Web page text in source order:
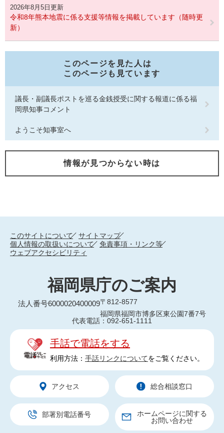
2026年8月5日更新
令和8年熊本地震に係る支援等情報を掲載しています（随時更
新）
このページを見た人は
このページも見ています
議長・副議長ポストを巡る金銭授受に関する報道に係る福
岡県知事コメント
ようこそ知事室へ
情報が見つからない時は
このサイトについて
サイトマップ
個人情報の取扱いについて
免責事項・リンク等
ウェブアクセシビリティ
福岡県庁のご案内
法人番号6000020400009〒812-8577
福岡県福岡市博多区東公園7番7号
代表電話：092-651-1111
手話で電話をする
利用方法： 手話リンクについてをご覧ください。
アクセス 総合相談窓口
部署別電話番号
ホームページに関する
お問い合わせ